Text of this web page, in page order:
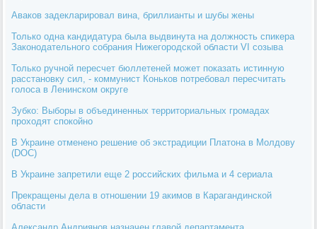
Аваков задекларировал вина, бриллианты и шубы жены
Только одна кандидатура была выдвинута на должность спикера
Законодательного собрания Нижегородской области VI созыва
Только ручной пересчет бюллетеней может показать истинную
расстановку сил, - коммунист Коньков потребовал пересчитать
голоса в Ленинском округе
Зубко: Выборы в объединенных территориальных громадах
проходят спокойно
В Украине отменено решение об экстрадиции Платона в Молдову
(DOC)
В Украине запретили еще 2 российских фильма и 4 сериала
Прекращены дела в отношении 19 акимов в Карагандинской
области